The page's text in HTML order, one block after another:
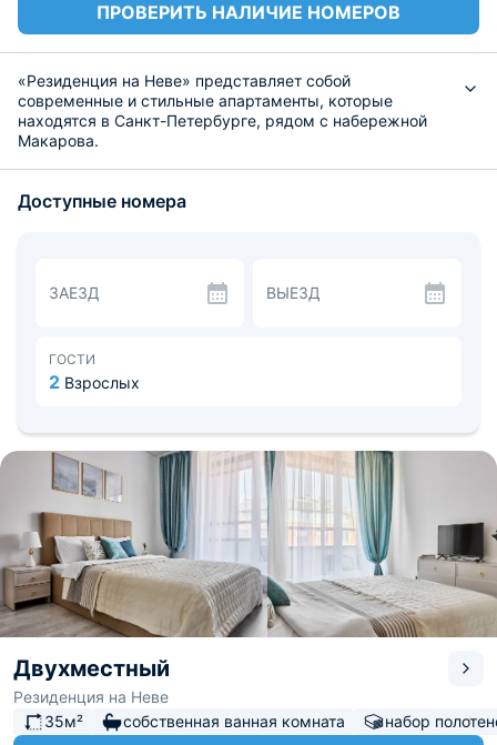
ПРОВЕРИТЬ НАЛИЧИЕ НОМЕРОВ
«Резиденция на Неве» представляет собой
современные и стильные апартаменты, которые
находятся в Санкт-Петербурге, рядом с набережной
Макарова.
вместительный шкаф-купе с зеркалом в полный рост,
На светлой кухне будет приятно готовить, так как в
наличии как посудомоечная машина, так и плита, СВЧ-
В шаговой доступности гипермаркет, рестораны,
разнообразные магазины, парк Декабристов, бассейн.
Пулково — 17,1 км.
Доступные номера
ЗАЕЗД ВЫЕЗД
ГОСТИ
2 Взрослых
Двухместный
Резиденция на Неве
35м²
собственная ванная комната набор